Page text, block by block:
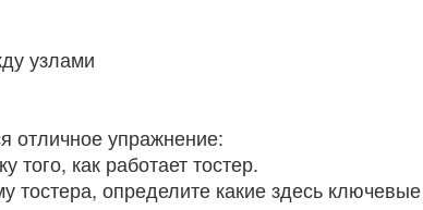
узлами
отличное упражнение:
того, как работает тостер.
тостера, определите какие здесь ключевые